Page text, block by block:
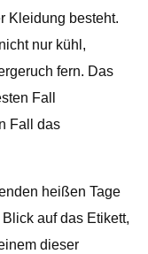
Kleidung besteht.
nur kühl,
fern. Das
Fall
Fall das
heißen Tage
auf das Etikett,
dieser